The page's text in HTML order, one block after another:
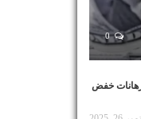
0
رهانات خفض